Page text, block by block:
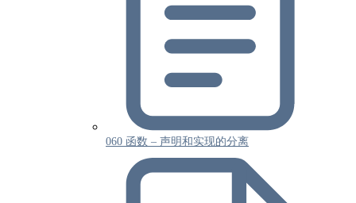
060 函数 – 声明和实现的分离